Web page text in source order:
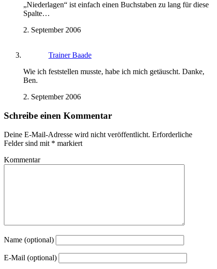
„Niederlagen“ ist einfach einen Buchstaben zu lang für diese
Spalte…
2. September 2006
Trainer Baade
Wie ich feststellen musste, habe ich mich getäuscht. Danke,
Ben.
2. September 2006
Schreibe einen Kommentar
Deine E-Mail-Adresse wird nicht veröffentlicht. Erforderliche
Felder sind mit * markiert
Kommentar
Name (optional)
E-Mail (optional)